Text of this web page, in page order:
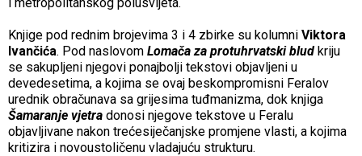
Knjige pod rednim brojevima 3 i 4 zbirke su kolumni Viktora
Ivančića. Pod naslovom Lomača za protuhrvatski blud kriju
se sakupljeni njegovi ponajbolji tekstovi objavljeni u
devedesetima, a kojima se ovaj beskompromisni Feralov
urednik obračunava sa grijesima tuđmanizma, dok knjiga
Šamaranje vjetra donosi njegove tekstove u Feralu
objavljivane nakon trećesiječanjske promjene vlasti, a kojima
kritizira i novoustoličenu vladajuću strukturu.